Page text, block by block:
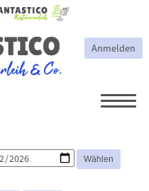
Anmelden
Lederhosen